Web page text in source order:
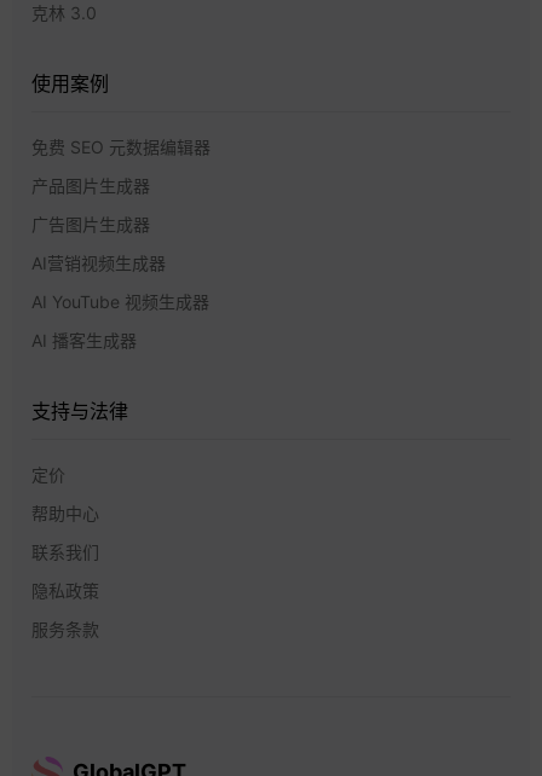
克林 3.0
使用案例
免费 SEO 元数据编辑器
产品图片生成器
广告图片生成器
AI营销视频生成器
AI YouTube 视频生成器
AI 播客生成器
支持与法律
定价
帮助中心
联系我们
隐私政策
服务条款